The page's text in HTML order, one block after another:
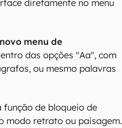
diretamente no menu
menu de
das opções "Aa", com
ou mesmo palavras
função de bloqueio de
modo retrato ou paisagem.